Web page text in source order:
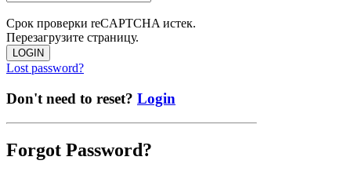
Срок проверки reCAPTCHA истек.
Перезагрузите страницу.
LOGIN
Lost password?
Don't need to reset? Login
Forgot Password?